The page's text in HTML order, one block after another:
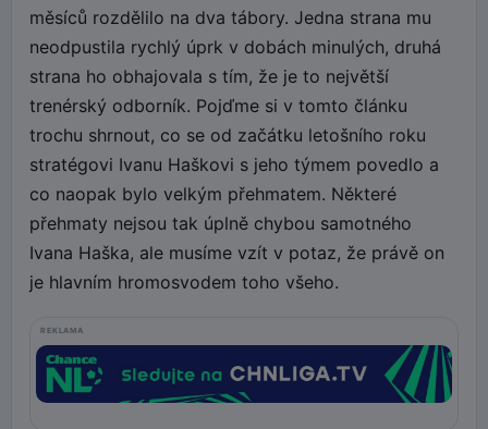
měsíců rozdělilo na dva tábory. Jedna strana mu
neodpustila rychlý úprk v dobách minulých, druhá
strana ho obhajovala s tím, že je to největší
trenérský odborník. Pojďme si v tomto článku
trochu shrnout, co se od začátku letošního roku
stratégovi Ivanu Haškovi s jeho týmem povedlo a
co naopak bylo velkým přehmatem. Některé
přehmaty nejsou tak úplně chybou samotného
Ivana Haška, ale musíme vzít v potaz, že právě on
je hlavním hromosvodem toho všeho.
REKLAMA